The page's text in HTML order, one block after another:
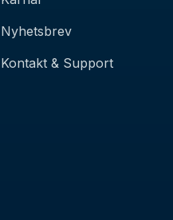
Nyhetsbrev
Kontakt & Support